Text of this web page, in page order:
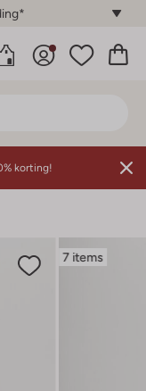
korting!
7 items